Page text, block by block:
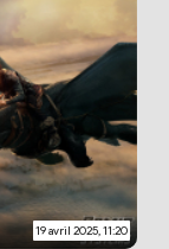
19 avril 2025, 11:20